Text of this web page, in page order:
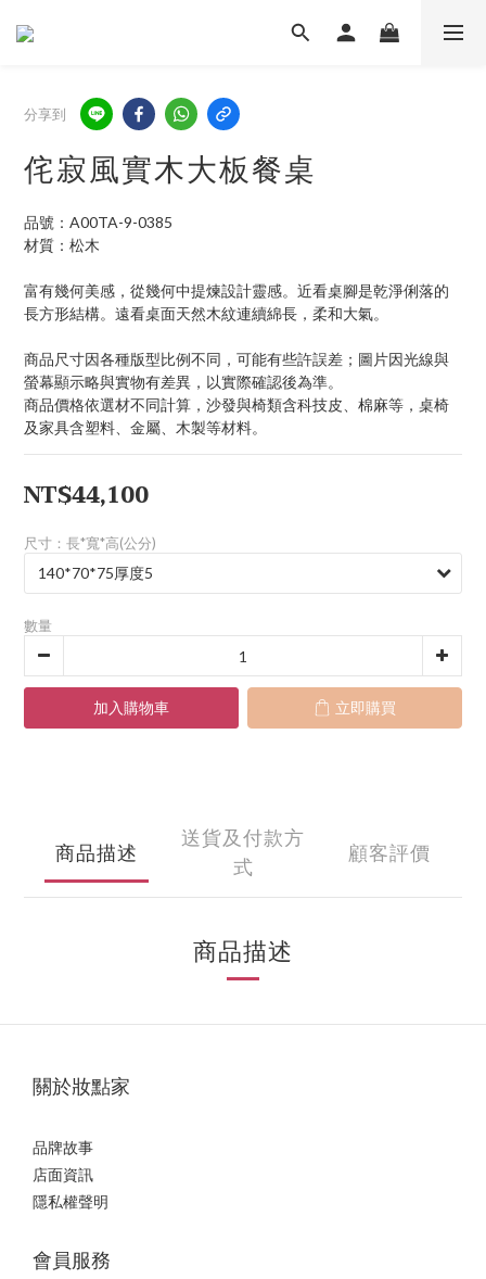
分享到
侘寂風實木大板餐桌
品號：A00TA-9-0385
材質：松木
富有幾何美感，從幾何中提煉設計靈感。近看桌腳是乾淨俐落的
長方形結構。遠看桌面天然木紋連續綿長，柔和大氣。
商品尺寸因各種版型比例不同，可能有些許誤差；圖片因光線與
螢幕顯示略與實物有差異，以實際確認後為準。
商品價格依選材不同計算，沙發與椅類含科技皮、棉麻等，桌椅
及家具含塑料、金屬、木製等材料。
NT$44,100
尺寸：長*寬*高(公分)
數量
加入購物車 立即購買
商品描述
送貨及付款方
式
顧客評價
商品描述
關於妝點家
品牌故事
店面資訊
隱私權聲明
會員服務